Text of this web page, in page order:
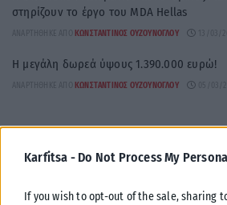
Karfitsa - Do Not Process My
If you wish to opt-out of the sale, sharing
στηρίζουν το έργο του MDA Hellas
ΑΝΑΡΤΉΘΗΚΕ ΑΠΌ ΚΩΝΣΤΑΝΤΊΝΟΣ ΟΥΖΟΎΝΟΓΛΟΥ
Η μεγάλη δωρεά ύψους 1.390.000 ευρώ!
ΚΩΝΣΤΑΝΤΊΝΟΣ ΟΥΖΟΎΝΟΓΛΟΥ
συναισθηματικά φορτισμένος γιατί είχε
ίδιο λάθος λίγο νωρίτερα (Video)
ΑΝΑΡΤΉΘΗΚΕ ΑΠΌ ΚΩΝΣΤΑΝΤΊΝΟΣ ΟΥΖΟΎΝΟΓΛΟΥ 27/02/